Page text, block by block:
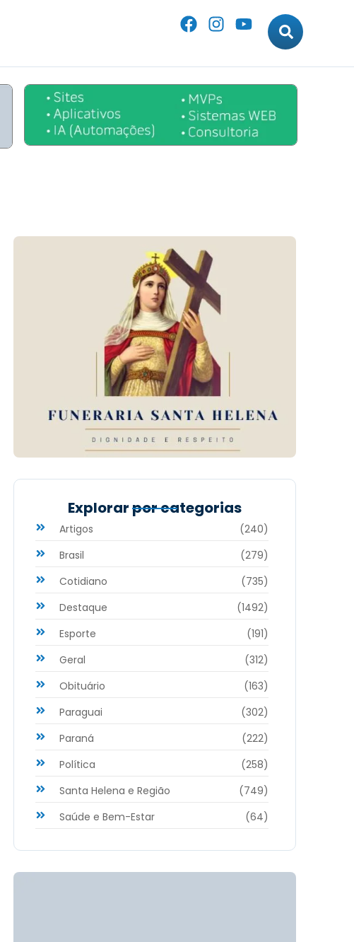
Explorar por categorias
Artigos
(240)
Brasil
(279)
Cotidiano
(735)
Destaque
(1492)
Esporte
(191)
Geral
(312)
Obituário
(163)
Paraguai
(302)
Paraná
(222)
Política
(258)
Santa Helena e Região
(749)
Saúde e Bem-Estar
(64)